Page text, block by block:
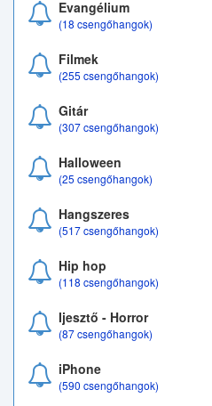
Evangélium
(18 csengőhangok)
Filmek
(255 csengőhangok)
Gitár
(307 csengőhangok)
Halloween
(25 csengőhangok)
Hangszeres
(517 csengőhangok)
Hip hop
(118 csengőhangok)
Ijesztő - Horror
(87 csengőhangok)
iPhone
(590 csengőhangok)